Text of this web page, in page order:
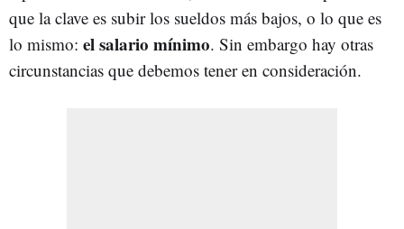
que la clave es subir los sueldos más bajos, o lo que es
lo mismo: el salario mínimo. Sin embargo hay otras
circunstancias que debemos tener en consideración.